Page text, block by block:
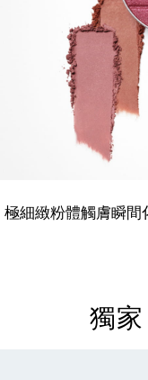
極細緻粉體觸膚瞬間
獨